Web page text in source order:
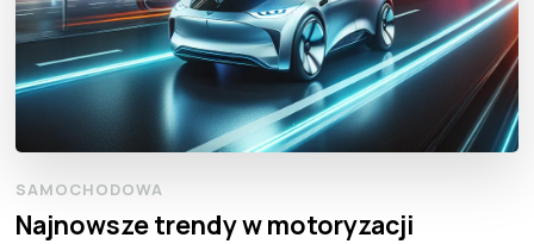
SAMOCHODOWA
Najnowsze trendy w motoryzacji